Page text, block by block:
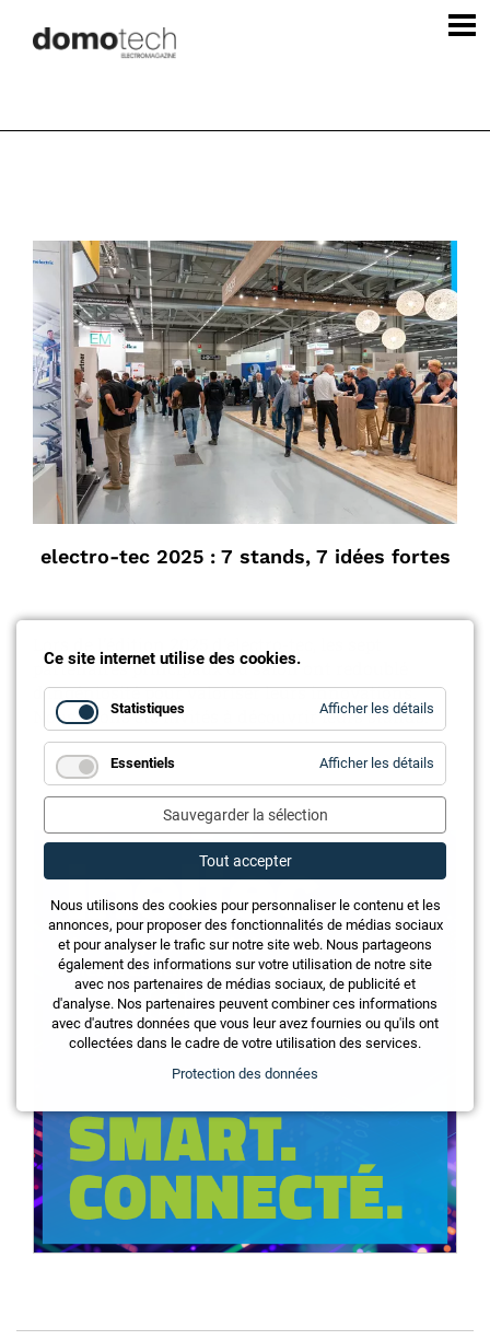
electro-tec 2025 : 7 stands, 7 idées fortes
partenaires principaux du salon ont redoublé
d’ingéniosité pour valoriser leurs innovations.
Nous avons été invités à découvrir leurs stands.
Annonce
Ce site internet utilise des cookies.
Statistiques Afficher les détails
Essentiels Afficher les détails
Sauvegarder la sélection
Tout accepter
Nous utilisons des cookies pour personnaliser le contenu et les
annonces, pour proposer des fonctionnalités de médias sociaux
et pour analyser le trafic sur notre site web. Nous partageons
également des informations sur votre utilisation de notre site
avec nos partenaires de médias sociaux, de publicité et
d'analyse. Nos partenaires peuvent combiner ces informations
avec d'autres données que vous leur avez fournies ou qu'ils ont
collectées dans le cadre de votre utilisation des services.
Protection des données